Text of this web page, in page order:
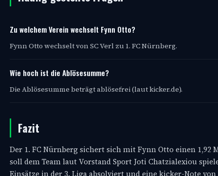
Zu welchem Verein wechselt Fynn Otto?
Fynn Otto wechselt von SC Verl zu 1. FC Nürnberg.
Wie hoch ist die Ablösesumme?
Die Ablösesumme beträgt ablösefrei (laut kicker.de).
Fazit
Der 1. FC Nürnberg sichert sich mit Fynn Otto einen 1,92
soll dem Team laut Vorstand Sport Joti Chatzialexiou
Einsätze in der 3. Liga absolviert und eine kicker-Note von